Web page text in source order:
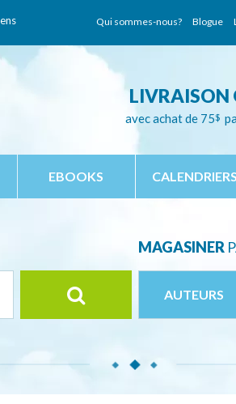
Qui sommes-nous? Blogue
LIVRAISON
avec achat de 75$
EBOOKS CALENDRIERS
MAGASINER
AUTEURS